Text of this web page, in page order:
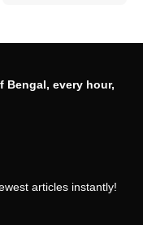
Bengal, every hour,
articles instantly!